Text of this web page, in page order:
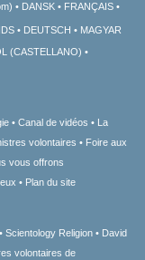
DANSK FRANÇAIS
DEUTSCH
MAGYAR
(CASTELLANO)
Canal de vidéos
La
volontaires
Foire aux
vous offrons
Plan du site
Scientology Religion
David
volontaires de